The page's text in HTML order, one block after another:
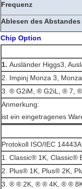
Frequenz
Ablesen des Abstandes
Chip Option
1. Ausländer Higgs3,
2. Impinj Monza 3,
3. ® G2iM, ® G2iL, ® 7,
Anmerkung:
ist ein eingetragenes
Protokoll ISO/IEC 14443A
1. Classic® 1K, Classic®
2. Plus® 1K, Plus® 2K,
3. ® ® 2K, ® ® 4K, ® ®